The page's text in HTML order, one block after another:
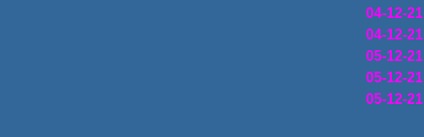
04-12-21
04-12-21
05-12-21
05-12-21
05-12-21